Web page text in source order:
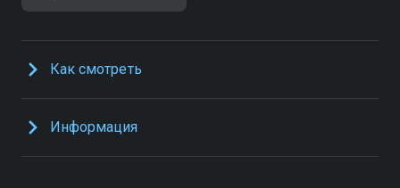
Как смотреть
Информация